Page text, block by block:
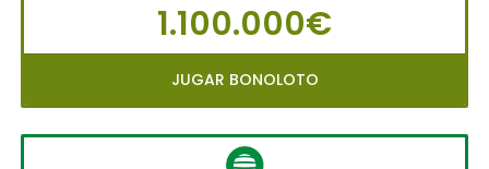
1.100.000€
JUGAR BONOLOTO